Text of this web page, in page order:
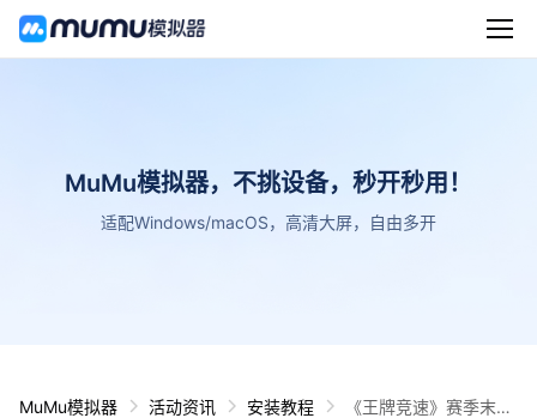
MuMu模拟器，不挑设备，秒开秒用！
适配Windows/macOS，高清大屏，自由多开
MuMu模拟器 活动资讯 安装教程
《王牌竞速》赛季末登